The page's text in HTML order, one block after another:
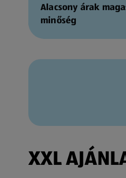
Alacsony árak
minőség
XXL